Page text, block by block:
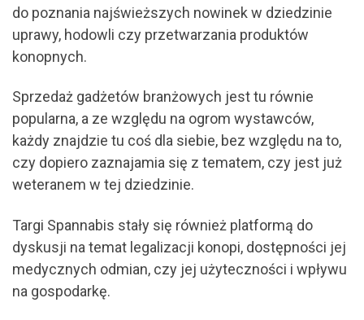
do poznania najświeższych nowinek w dziedzinie
uprawy, hodowli czy przetwarzania produktów
konopnych.
Sprzedaż gadżetów branżowych jest tu równie
popularna, a ze względu na ogrom wystawców,
każdy znajdzie tu coś dla siebie, bez względu na to,
czy dopiero zaznajamia się z tematem, czy jest już
weteranem w tej dziedzinie.
Targi Spannabis stały się również platformą do
dyskusji na temat legalizacji konopi, dostępności jej
medycznych odmian, czy jej użyteczności i wpływu
na gospodarkę.